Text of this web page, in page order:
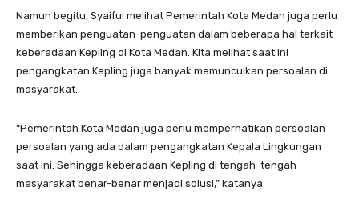
Namun begitu, Syaiful melihat Pemerintah Kota Medan juga perlu
memberikan penguatan-penguatan dalam beberapa hal terkait
keberadaan Kepling di Kota Medan. Kita melihat saat ini
pengangkatan Kepling juga banyak memunculkan persoalan di
masyarakat.
“Pemerintah Kota Medan juga perlu memperhatikan persoalan
persoalan yang ada dalam pengangkatan Kepala Lingkungan
saat ini. Sehingga keberadaan Kepling di tengah-tengah
masyarakat benar-benar menjadi solusi,” katanya.